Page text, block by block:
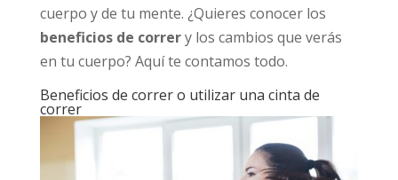
cuerpo y de tu mente. ¿Quieres conocer los
beneficios de correry los cambios que verás
en tu cuerpo? Aquí te contamos todo.
Beneficios de correr o utilizar una cinta de
correr